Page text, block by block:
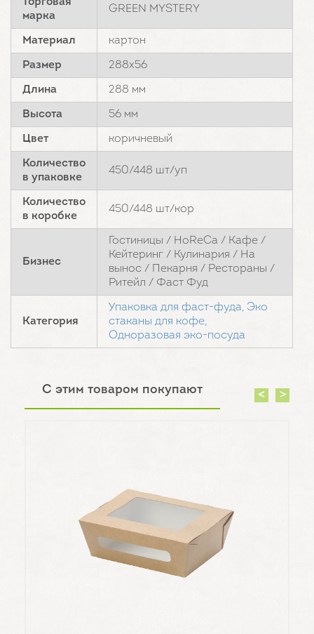
Торговая
марка
GREEN MYSTERY
Материал картон
Размер 288х56
Длина 288 мм
Высота 56 мм
Цвет коричневый
Количество
в упаковке
450/448 шт/уп
Количество
в коробке
450/448 шт/кор
Бизнес
Гостиницы / HoReCa / Кафе /
Кейтеринг / Кулинария / На
вынос / Пекарня / Рестораны /
Ритейл / Фаст Фуд
Категория
Упаковка для фаст-фуда, Эко
стаканы для кофе,
Одноразовая эко-посуда
С этим товаром покупают